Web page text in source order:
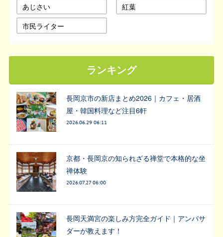
あじさい
紅葉
市民ライター
ランキング
長岡京市の新店まとめ2026｜カフェ・居酒
屋・韓国料理など注目6軒
2026.06.29 06:11
京都・長岡京の知られざる禅堂で本格的な坐
禅体験
2026.07.27 06:00
長岡天満宮の楽しみ方完全ガイド｜アンバサ
ダーが教えます！